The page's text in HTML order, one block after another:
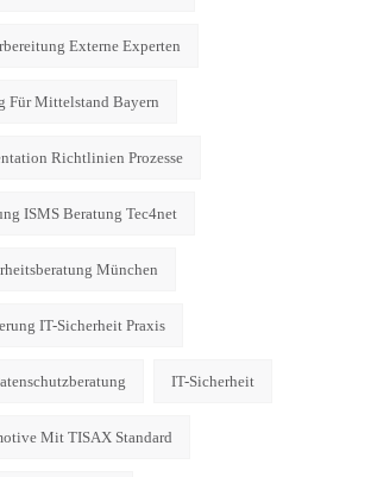
Externe Experten
Für Mittelstand Bayern
Richtlinien Prozesse
ISMS Beratung Tec4net
München
IT-Sicherheit Praxis
IT-Sicherheit
Mit TISAX Standard